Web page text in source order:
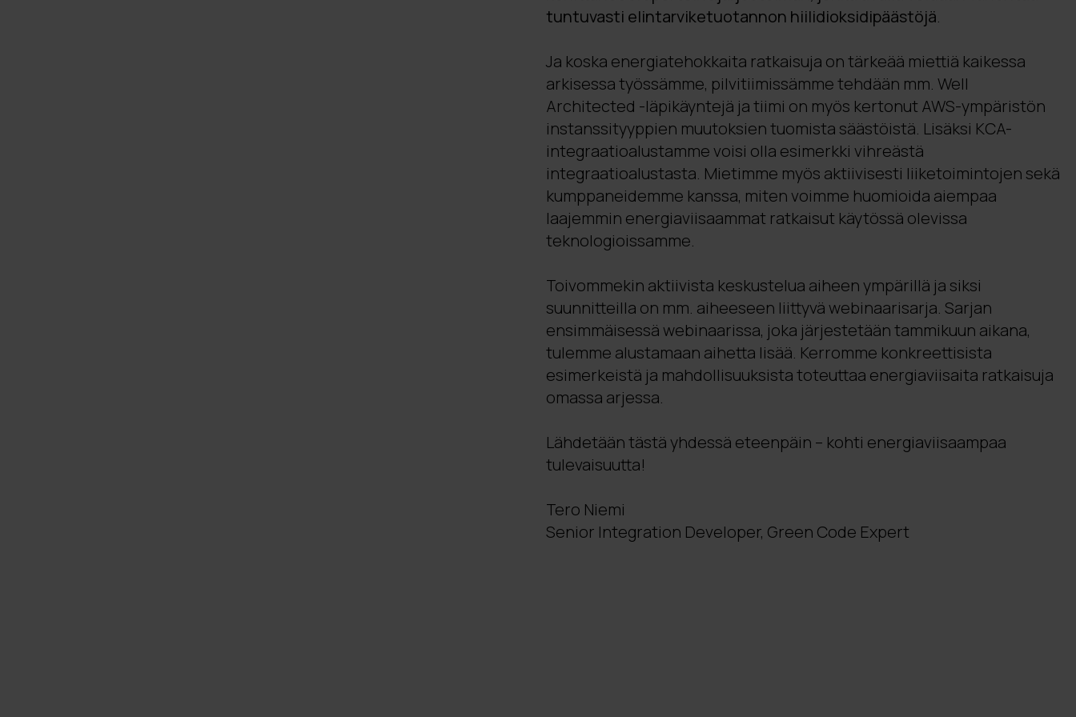
tuntuvasti elintarviketuotannon hiilidioksidipäästöjä.
Ja koska energiatehokkaita ratkaisuja on tärkeää miettiä kaikessa
arkisessa työssämme, pilvitiimissämme tehdään mm. Well
Architected -läpikäyntejä ja tiimi on myös kertonut AWS-ympäristön
instanssityyppien muutoksien tuomista säästöistä. Lisäksi KCA-
integraatioalustamme voisi olla esimerkki vihreästä
integraatioalustasta. Mietimme myös aktiivisesti liiketoimintojen sekä
kumppaneidemme kanssa, miten voimme huomioida aiempaa
laajemmin energiaviisaammat ratkaisut käytössä olevissa
teknologioissamme.
Toivommekin aktiivista keskustelua aiheen ympärillä ja siksi
suunnitteilla on mm. aiheeseen liittyvä webinaarisarja. Sarjan
ensimmäisessä webinaarissa, joka järjestetään tammikuun aikana,
tulemme alustamaan aihetta lisää. Kerromme konkreettisista
esimerkeistä ja mahdollisuuksista toteuttaa energiaviisaita ratkaisuja
omassa arjessa.
Lähdetään tästä yhdessä eteenpäin – kohti energiaviisaampaa
tulevaisuutta!
Tero Niemi
Senior Integration Developer, Green Code Expert